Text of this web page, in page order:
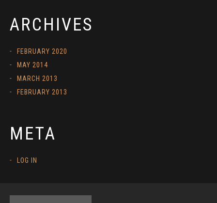
ARCHIVES
FEBRUARY 2020
MAY 2014
MARCH 2013
FEBRUARY 2013
META
LOG IN